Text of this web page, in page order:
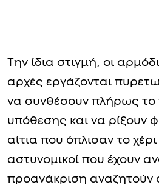
Την ίδια στιγμή, οι
αρχές εργάζονται
να συνθέσουν πλήρως το
υπόθεσης και να ρίξουν
αίτια που όπλισαν το
αστυνομικοί που έχουν
προανάκριση αναζητούν